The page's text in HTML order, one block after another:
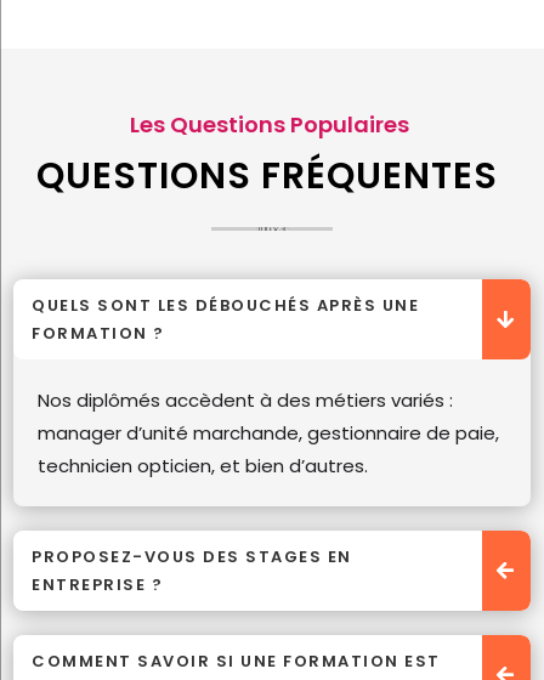
Les Questions Populaires
QUESTIONS FRÉQUENTES
QUELS SONT LES DÉBOUCHÉS APRÈS UNE
FORMATION ?
Nos diplômés accèdent à des métiers variés :
manager d’unité marchande, gestionnaire de paie,
technicien opticien, et bien d’autres.
PROPOSEZ-VOUS DES STAGES EN
ENTREPRISE ?
COMMENT SAVOIR SI UNE FORMATION EST